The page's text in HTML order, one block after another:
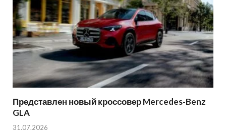
Представлен новый кроссовер Mercedes-Benz
GLA
31.07.2026